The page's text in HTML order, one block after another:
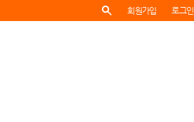
회원가입 로그인